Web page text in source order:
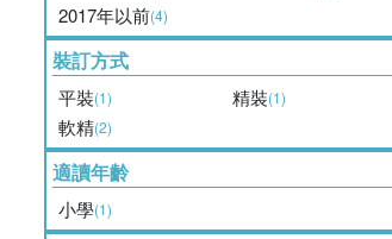
2017年以前(4)
裝訂方式
平裝(1) 精裝(1)
軟精(2)
適讀年齡
小學(1)